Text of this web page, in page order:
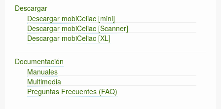
Descargar
Descargar mobiCeliac [mini]
Descargar mobiCeliac [Scanner]
Descargar mobiCeliac [XL]
Documentación
Manuales
Multimedia
Preguntas Frecuentes (FAQ)